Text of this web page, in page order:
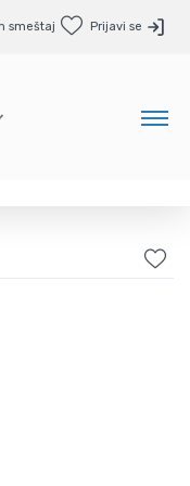
smeštaj Prijavi se